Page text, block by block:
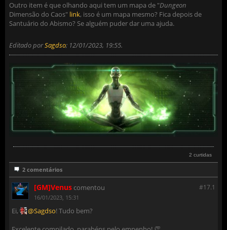
Outro item é que olhando aqui tem um mapa de "Dungeon
Dimensão do Caos" link, isso é um mapa mesmo? Fica depois de
Santuário do Abismo? Se alguém puder dar uma ajuda.
Editado porSagdso; 12/01/2023, 19:55.
2 curtidas
2 comentários
#17.1
[GM]Venus comentou
16/01/2023, 15:31
Ei, Sagdso! Tudo bem?